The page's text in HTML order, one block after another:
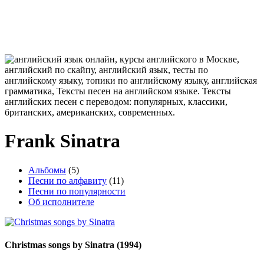
Frank Sinatra
Альбомы (5)
Песни по алфавиту (11)
Песни по популярности
Об исполнителе
Christmas songs by Sinatra (1994)